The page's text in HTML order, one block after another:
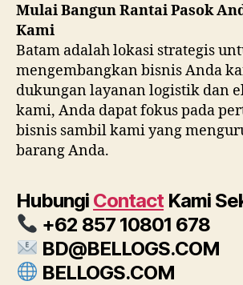
Mulai Bangun Rantai Pasok
Kami
Batam adalah lokasi strategis
mengembangkan bisnis Anda
dukungan layanan logistik dan
kami, Anda dapat fokus pada
bisnis sambil kami yang
barang Anda.
Hubungi ContactKami
+62 857 10801 678
BD@BELLOGS.COM
BELLOGS.COM